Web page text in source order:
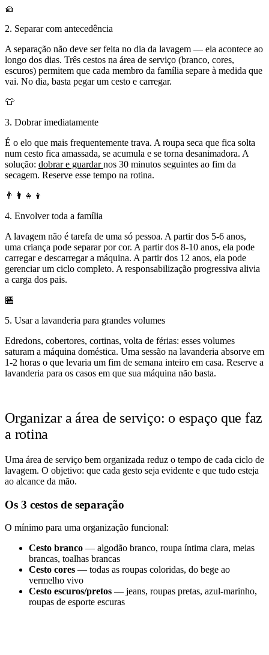
🧺
2. Separar com antecedência
A separação não deve ser feita no dia da lavagem — ela acontece ao
longo dos dias. Três cestos na área de serviço (branco, cores,
escuros) permitem que cada membro da família separe à medida que
vai. No dia, basta pegar um cesto e carregar.
👕
3. Dobrar imediatamente
É o elo que mais frequentemente trava. A roupa seca que fica solta
num cesto fica amassada, se acumula e se torna desanimadora. A
solução: dobrar e guardarnos 30 minutos seguintes ao fim da
secagem. Reserve esse tempo na rotina.
👨‍👩‍👧‍👦
4. Envolver toda a família
A lavagem não é tarefa de uma só pessoa. A partir dos 5-6 anos,
uma criança pode separar por cor. A partir dos 8-10 anos, ela pode
carregar e descarregar a máquina. A partir dos 12 anos, ela pode
gerenciar um ciclo completo. A responsabilização progressiva alivia
a carga dos pais.
🏪
5. Usar a lavanderia para grandes volumes
Edredons, cobertores, cortinas, volta de férias: esses volumes
saturam a máquina doméstica. Uma sessão na lavanderia absorve em
1-2 horas o que levaria um fim de semana inteiro em casa. Reserve a
lavanderia para os casos em que sua máquina não basta.
Organizar a área de serviço: o espaço que faz
a rotina
Uma área de serviço bem organizada reduz o tempo de cada ciclo de
lavagem. O objetivo: que cada gesto seja evidente e que tudo esteja
ao alcance da mão.
Os 3 cestos de separação
O mínimo para uma organização funcional:
Cesto branco — algodão branco, roupa íntima clara, meias
brancas, toalhas brancas
Cesto cores — todas as roupas coloridas, do bege ao
vermelho vivo
Cesto escuros/pretos — jeans, roupas pretas, azul-marinho,
roupas de esporte escuras